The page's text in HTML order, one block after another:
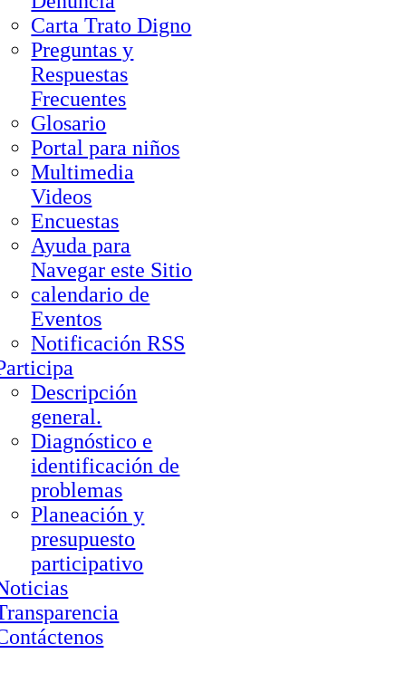
Carta Trato Digno
Preguntas y
Respuestas
Frecuentes
Glosario
Portal para niños
Multimedia
Videos
Encuestas
Ayuda para
Navegar este Sitio
calendario de
Eventos
Notificación RSS
Descripción
general.
Diagnóstico e
identificación de
problemas
Planeación y
presupuesto
participativo